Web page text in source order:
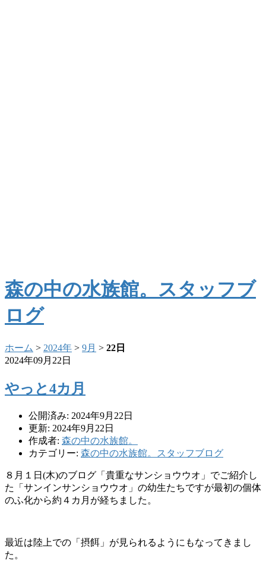
森の中の水族館。スタッフブ
ログ
ホーム > 2024年 > 9月 > 22日
2024年09月22日
やっと4カ月
公開済み: 2024年9月22日
更新: 2024年9月22日
作成者: 森の中の水族館。
カテゴリー: 森の中の水族館。スタッフブログ
８月１日(木)のブログ「貴重なサンショウウオ」でご紹介し
た「サンインサンショウウオ」の幼生たちですが最初の個体
のふ化から約４カ月が経ちました。
最近は陸上での「摂餌」が見られるようにもなってきまし
た。